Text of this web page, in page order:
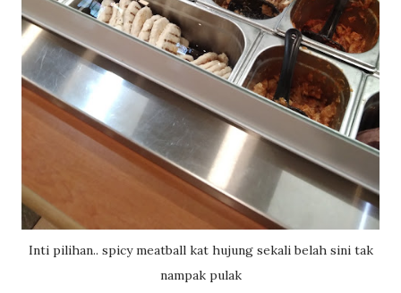
Inti pilihan.. spicy meatball kat hujung sekali belah sini tak
nampak pulak